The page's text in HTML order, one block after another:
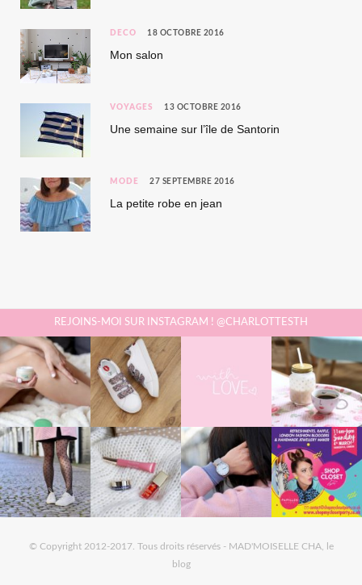
DÉCO 18 OCTOBRE 2016
Mon salon
VOYAGES 13 OCTOBRE 2016
Une semaine sur l’île de Santorin
MODE 27 SEPTEMBRE 2016
La petite robe en jean
REJOINS-MOI SUR INSTAGRAM ! @CHARLOTTESTH
© Copyright 2012-2017. Tous droits réservés - MAD'MOISELLE CHA, le
blog